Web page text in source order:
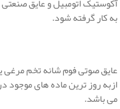
به کار گرفته شود.
عایق صوتی فوم شانه تخم مرغی
ازبه روز ترین ماده های موجود
می باشد.